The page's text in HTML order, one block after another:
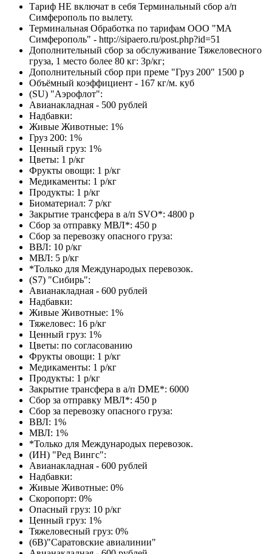
Тариф НЕ включат в себя Терминальный сбор а/п
Симферополь по вылету.
Терминальная Обработка по тарифам ООО "МА
Симферополь" - http://sipaero.ru/post.php?id=51
Дополнительный сбор за обслуживание Тяжеловесного
груза, 1 место более 80 кг: 3р/кг;
Дополнительный сбор при преме "Груз 200" 1500 р
Объёмный коэффициент - 167 кг/м. куб
(SU) "Аэрофлот":
Авианакладная - 500 рублей
Надбавки:
Живые Животные: 1%
Груз 200: 1%
Ценный груз: 1%
Цветы: 1 р/кг
Фрукты овощи: 1 р/кг
Медикаменты: 1 р/кг
Продукты: 1 р/кг
Биоматериал: 7 р/кг
Закрытие трансфера в а/п SVO*: 4800 р
Сбор за отправку МВЛ*: 450 р
Сбор за перевозку опасного груза:
ВВЛ: 10 р/кг
МВЛ: 5 р/кг
*Только для Международых перевозок.
(S7) "Сибирь":
Авианакладная - 600 рублей
Надбавки:
Живые Животные: 1%
Тяжеловес: 16 р/кг
Ценный груз: 1%
Цветы: по согласованию
Фрукты овощи: 1 р/кг
Медикаменты: 1 р/кг
Продукты: 1 р/кг
Закрытие трансфера в а/п DME*: 6000
Сбор за отправку МВЛ*: 450 р
Сбор за перевозку опасного груза:
ВВЛ: 1%
МВЛ: 1%
*Только для Международых перевозок.
(ИН) "Ред Вингс":
Авианакладная - 600 рублей
Надбавки:
Живые Животные: 0%
Скоропорт: 0%
Опасный груз: 10 р/кг
Ценный груз: 1%
Тяжеловесный груз: 0%
(6В)"Саратовские авиалинии"